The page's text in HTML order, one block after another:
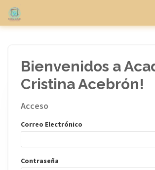
Bienvenidos a
Cristina Acebrón!
Acceso
Correo Electrónico
Contraseña